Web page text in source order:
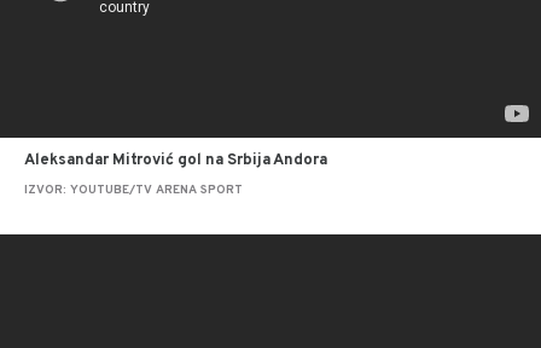
Aleksandar Mitrović gol na Srbija Andora
IZVOR: YOUTUBE/TV ARENA SPORT